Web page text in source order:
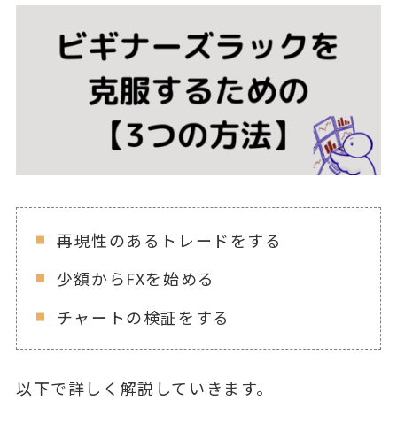
再現性のあるトレードをする
少額からFXを始める
チャートの検証をする
以下で詳しく解説していきます。